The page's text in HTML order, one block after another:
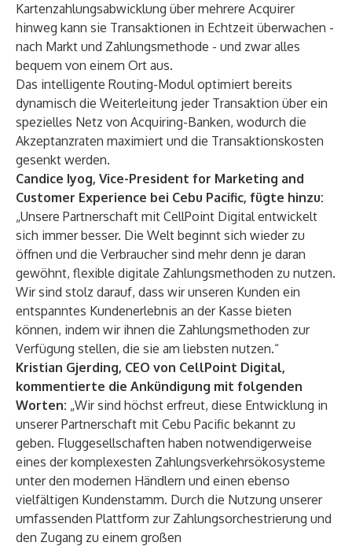
Kartenzahlungsabwicklung über mehrere Acquirer
hinweg kann sie Transaktionen in Echtzeit überwachen -
nach Markt und Zahlungsmethode - und zwar alles
bequem von einem Ort aus.
Das intelligente Routing-Modul optimiert bereits
dynamisch die Weiterleitung jeder Transaktion über ein
spezielles Netz von Acquiring-Banken, wodurch die
Akzeptanzraten maximiert und die Transaktionskosten
gesenkt werden.
Candice Iyog, Vice-President for Marketing and
Customer Experience bei Cebu Pacific, fügte hinzu:
„Unsere Partnerschaft mit CellPoint Digital entwickelt
sich immer besser. Die Welt beginnt sich wieder zu
öffnen und die Verbraucher sind mehr denn je daran
gewöhnt, flexible digitale Zahlungsmethoden zu nutzen.
Wir sind stolz darauf, dass wir unseren Kunden ein
entspanntes Kundenerlebnis an der Kasse bieten
können, indem wir ihnen die Zahlungsmethoden zur
Verfügung stellen, die sie am liebsten nutzen.“
Kristian Gjerding, CEO von CellPoint Digital,
kommentierte die Ankündigung mit folgenden
Worten: „Wir sind höchst erfreut, diese Entwicklung in
unserer Partnerschaft mit Cebu Pacific bekannt zu
geben. Fluggesellschaften haben notwendigerweise
eines der komplexesten Zahlungsverkehrsökosysteme
unter den modernen Händlern und einen ebenso
vielfältigen Kundenstamm. Durch die Nutzung unserer
umfassenden Plattform zur Zahlungsorchestrierung und
den Zugang zu einem großen